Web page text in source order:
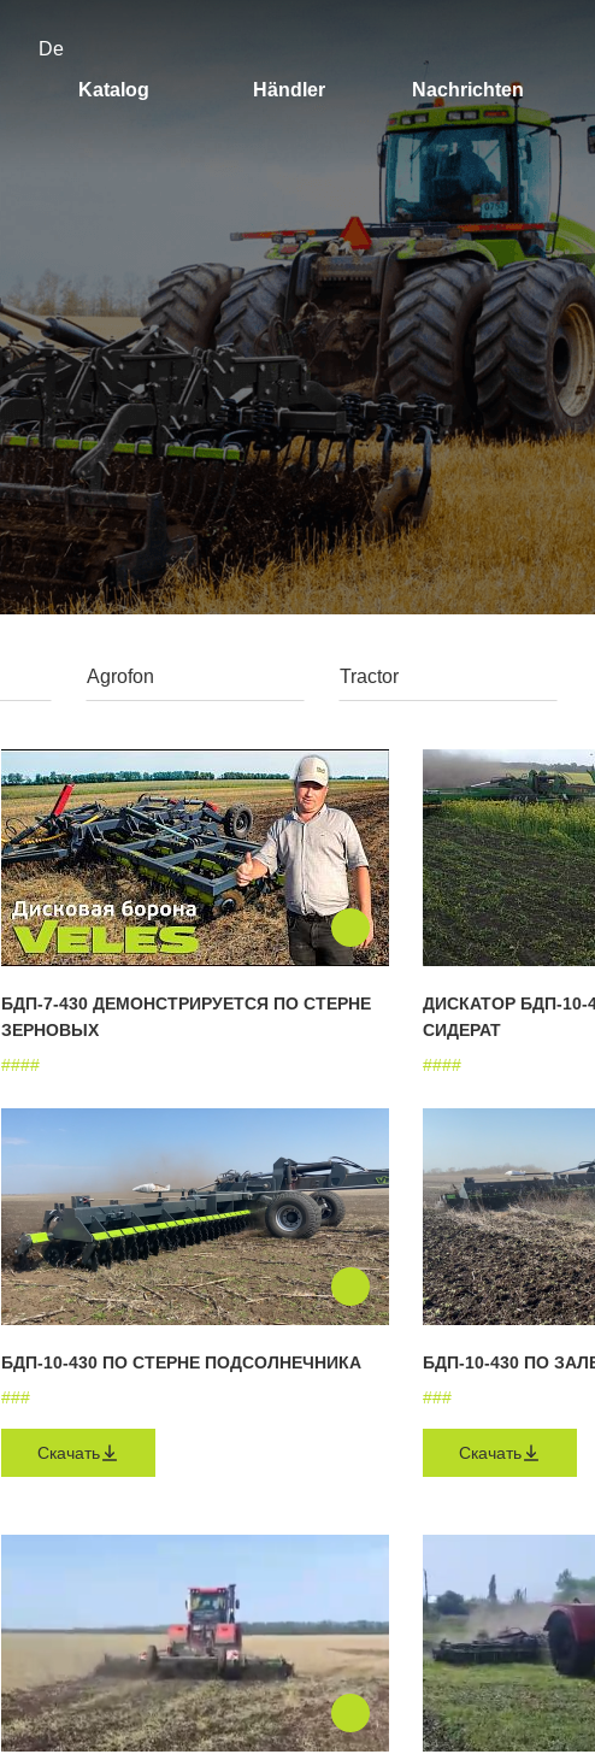
De
Katalog Händler Nachrichten
БДП-7-430 ДЕМОНСТРИРУЕТСЯ ПО СТЕРНЕ
ЗЕРНОВЫХ
####
ДИСКАТОР БДП-
СИДЕРАТ
####
БДП-10-430 ПО СТЕРНЕ ПОДСОЛНЕЧНИКА
###
Скачать
БДП-10-430 ПО
###
Скачать